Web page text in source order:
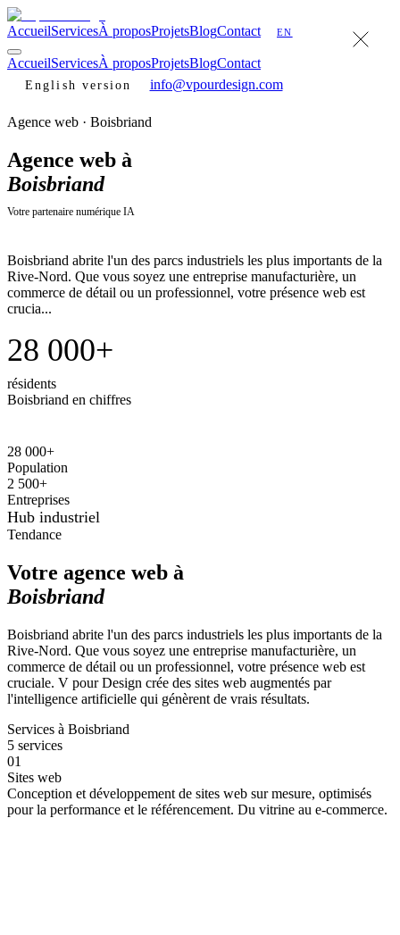
AccueilServicesÀ proposProjetsBlogContact EN
AccueilServicesÀ proposProjetsBlogContact
English version info@vpourdesign.com
Agence web · Boisbriand
Agence web à
Boisbriand
Votre partenaire numérique IA
Boisbriand abrite l'un des parcs industriels les plus importants de la
Rive-Nord. Que vous soyez une entreprise manufacturière, un
commerce de détail ou un professionnel, votre présence web est
crucia...
28 000+
résidents
Boisbriand en chiffres
28 000+
Population
2 500+
Entreprises
Hub industriel
Tendance
Votre agence web à
Boisbriand
Boisbriand abrite l'un des parcs industriels les plus importants de la
Rive-Nord. Que vous soyez une entreprise manufacturière, un
commerce de détail ou un professionnel, votre présence web est
cruciale. V pour Design crée des sites web augmentés par
l'intelligence artificielle qui génèrent de vrais résultats.
Services à Boisbriand
5 services
01
Sites web
Conception et développement de sites web sur mesure, optimisés
pour la performance et le référencement. Du vitrine au e-commerce.